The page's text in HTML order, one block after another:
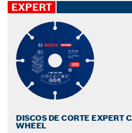
EXPERT
DISCOS DE CORTE EXPERT
WHEEL